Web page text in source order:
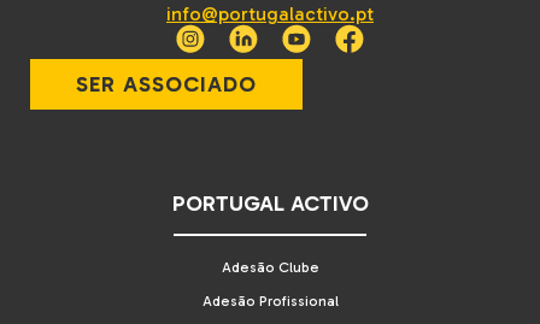
info@portugalactivo.pt
SER ASSOCIADO
PORTUGAL ACTIVO
Adesão Clube
Adesão Profissional